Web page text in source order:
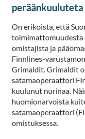
peräänkuuluteta
On erikoista, että
toimimattomuudesta
omistajista ja
Finnlines-
Grimaldit. Grimaldit
satamaoperaattori
kuulunut nurinaa.
huomionarvoista
satamaoperaattori
omistuksessa.